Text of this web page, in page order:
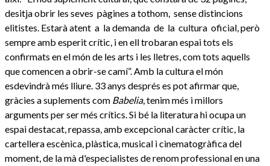
desitja obrir les seves pàgines a tothom, sense distincions
elitistes. Estarà atent a la demanda de la cultura oficial, però
sempre amb esperit crític, i en ell trobaran espai tots els
confirmats en el món de les arts i les lletres, com tots aquells
que comencen a obrir-se camí”. Amb la cultura el món
esdevindrà més lliure. 33 anys després es pot afirmar que,
gràcies a suplements com Babelia, tenim més i millors
arguments per ser més crítics. Si bé la literatura hi ocupa un
espai destacat, repassa, amb excepcional caràcter crític, la
cartellera escènica, plàstica, musical i cinematogràfica del
moment, de la mà d'especialistes de renom professional en una